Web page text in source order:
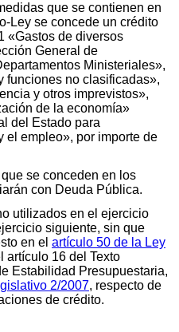
que se contienen en
Ley se concede un crédito
«Gastos de diversos
General de
Ministeriales»,
funciones no clasificadas»,
y otros imprevistos»,
de la economía»
del Estado para
el empleo», por importe de
se conceden en los
con Deuda Pública.
utilizados en el ejercicio
siguiente, sin que
en el artículo 50 de la Ley
artículo 16 del Texto
Estabilidad Presupuestaria,
2/2007, respecto de
de crédito.